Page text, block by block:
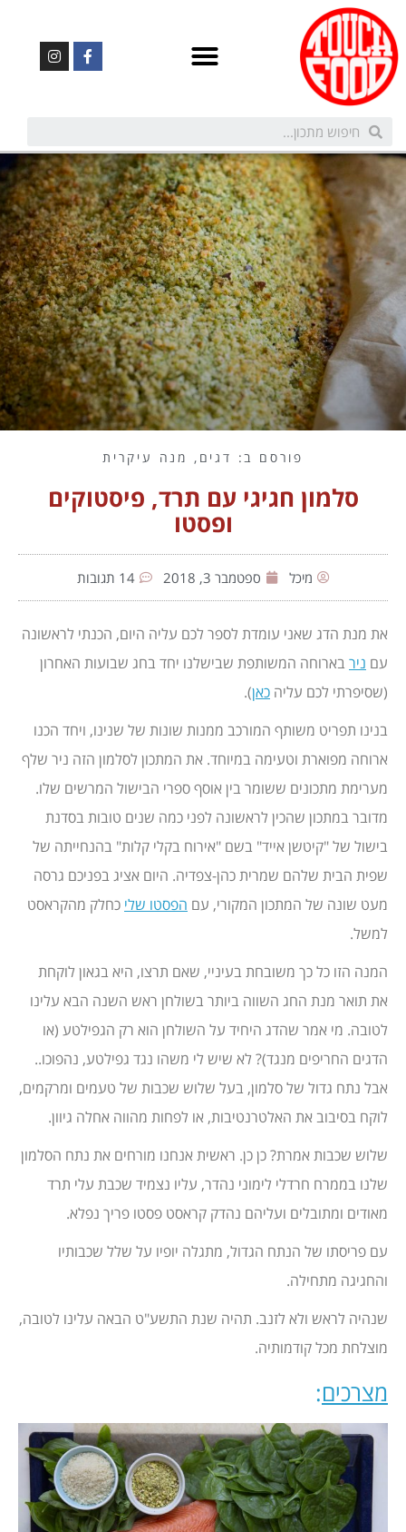
פורסם ב: דגים , מנה עיקרית
סלמון חגיגי עם תרד, פיסטוקים
ופסטו
מיכל ספטמבר 3, 2018 14 תגובות
את מנת הדג שאני עומדת לספר לכם עליה היום, הכנתי לראשונה
עם ניר בארוחה המשותפת שבישלנו יחד בחג שבועות האחרון
(שסיפרתי לכם עליה כאן).
בנינו תפריט משותף המורכב ממנות שונות של שנינו, ויחד הכנו
ארוחה מפוארת וטעימה במיוחד. את המתכון לסלמון הזה ניר שלף
מערימת מתכונים ששומר בין אוסף ספרי הבישול המרשים שלו.
מדובר במתכון שהכין לראשונה לפני כמה שנים טובות בסדנת
בישול של "קיטשן אייד" בשם "אירוח בקלי קלות" בהנחייתה של
שפית הבית שלהם שמרית כהן-צפדיה. היום אציג בפניכם גרסה
מעט שונה של המתכון המקורי, עם הפסטו שלי כחלק מהקראסט
למשל.
המנה הזו כל כך משובחת בעיניי, שאם תרצו, היא בגאון לוקחת
את תואר מנת החג השווה ביותר בשולחן ראש השנה הבא עלינו
לטובה. מי אמר שהדג היחיד על השולחן הוא רק הגפילטע (או
הדגים החריפים מנגד)? לא שיש לי משהו נגד גפילטע, נהפוכו..
אבל נתח גדול של סלמון, בעל שלוש שכבות של טעמים ומרקמים,
לוקח בסיבוב את האלטרנטיבות, או לפחות מהווה אחלה גיוון.
שלוש שכבות אמרת? כן כן. ראשית אנחנו מורחים את נתח הסלמון
שלנו בממרח חרדלי לימוני נהדר, עליו נצמיד שכבת עלי תרד
מאודים ומתובלים ועליהם נהדק קראסט פסטו פריך נפלא.
עם פריסתו של הנתח הגדול, מתגלה יופיו על שלל שכבותיו
והחגיגה מתחילה.
שנהיה לראש ולא לזנב. תהיה שנת התשע"ט הבאה עלינו לטובה,
מוצלחת מכל קודמותיה.
מצרכים: